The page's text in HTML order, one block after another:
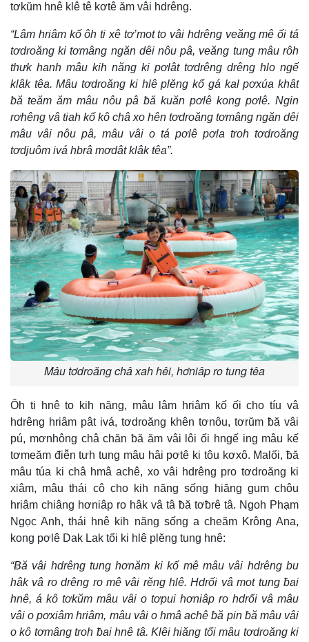
tơkŭm hnê klê tê kơtê ăm vâi hdrêng.
“Lâm hriâm kố ôh ti xê tơ’mot to vâi hdrêng veăng mê ối tá
tơdroăng ki tơmâng ngăn dêi nôu pâ, veăng tung mâu rôh
thưk hanh mâu kih năng ki pơlât tơdrêng drêng hlo ngế
klâk têa. Mâu tơdroăng ki hlê plĕng kố gá kal pơxúa khât
ƀă teăm ăm mâu nôu pâ ƀă kuăn pơlê kong pơlê. Ngin
rơhêng vâ tiah kố kô châ xo hên tơdroăng tơmâng ngăn dêi
mâu vâi nôu pâ, mâu vâi o tá pơlê pơla troh tơdroăng
tơdjuôm ivá hbrâ mơdât klâk têa”.
Mâu tơdroăng châ xah hêi, hơniâp ro tung têa
Ôh ti hnê to kih năng, mâu lâm hriâm kố ối cho tíu vâ
hdrêng hriâm pât ivá, tơdroăng khên tơnôu, tơrŭm ƀă vâi
pú, mơnhông châ chăn ƀă ăm vâi lôi ối hngế ing mâu kế
tơmeăm điê̆n tưh tung mâu hâi pơtê ki tôu kơxô. Malối, ƀă
mâu túa ki châ hmâ achê, xo vâi hdrêng pro tơdroăng ki
xiâm, mâu thái cô cho kih năng sống hiăng gum chôu
hriâm chiâng hơniâp ro hâk vâ tâ ƀă tơƀrê tâ. Ngoh Phạm
Ngọc Anh, thái hnê kih năng sống a cheăm Krông Ana,
kong pơlê Dak Lak tối ki hlê plĕng tung hnê:
“Ƀă vâi hdrêng tung hơnăm ki kố mê mâu vâi hdrêng bu
hâk vâ ro drêng ro mê vâi rĕng hlê. Hdrối vâ mot tung ƀai
hnê, á kô tơkŭm mâu vâi o tơpui hơniâp ro hdrối vâ mâu
vâi o pơxiâm hriâm, mâu vâi o hmâ achê ƀă pin ƀă mâu vâi
o kô tơmâng troh ƀai hnê tâ. Klêi hiăng tối mâu tơdroăng ki